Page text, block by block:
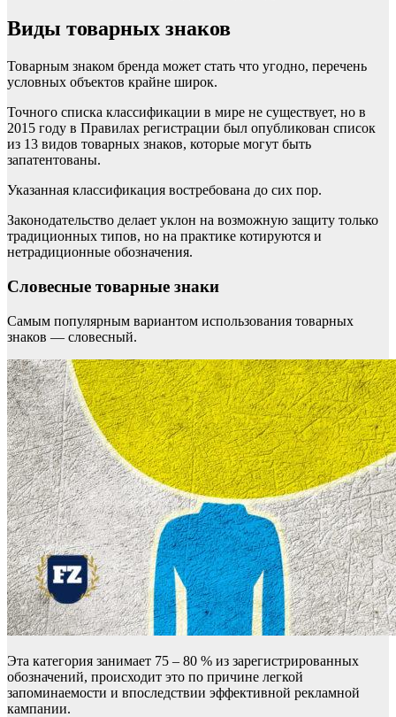
Виды товарных знаков
Товарным знаком бренда может стать что угодно, перечень
условных объектов крайне широк.
Точного списка классификации в мире не существует, но в
2015 году в Правилах регистрации был опубликован список
из 13 видов товарных знаков, которые могут быть
запатентованы.
Указанная классификация востребована до сих пор.
Законодательство делает уклон на возможную защиту только
традиционных типов, но на практике котируются и
нетрадиционные обозначения.
Словесные товарные знаки
Самым популярным вариантом использования товарных
знаков — словесный.
Эта категория занимает 75 – 80 % из зарегистрированных
обозначений, происходит это по причине легкой
запоминаемости и впоследствии эффективной рекламной
кампании.